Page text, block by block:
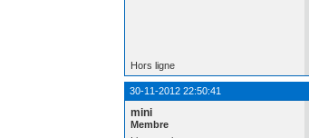
Hors ligne
30-11-2012 22:50:41
mini
Membre